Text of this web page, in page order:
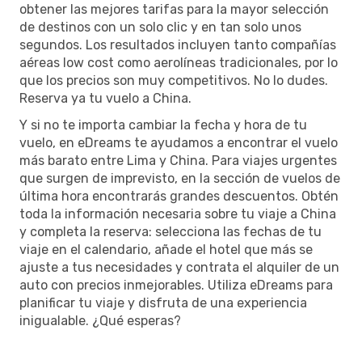
obtener las mejores tarifas para la mayor selección
de destinos con un solo clic y en tan solo unos
segundos. Los resultados incluyen tanto compañías
aéreas low cost como aerolíneas tradicionales, por lo
que los precios son muy competitivos. No lo dudes.
Reserva ya tu vuelo a China.
Y si no te importa cambiar la fecha y hora de tu
vuelo, en eDreams te ayudamos a encontrar el vuelo
más barato entre Lima y China. Para viajes urgentes
que surgen de imprevisto, en la sección de vuelos de
última hora encontrarás grandes descuentos. Obtén
toda la información necesaria sobre tu viaje a China
y completa la reserva: selecciona las fechas de tu
viaje en el calendario, añade el hotel que más se
ajuste a tus necesidades y contrata el alquiler de un
auto con precios inmejorables. Utiliza eDreams para
planificar tu viaje y disfruta de una experiencia
inigualable. ¿Qué esperas?